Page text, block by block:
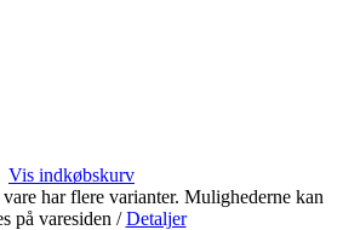
Vis indkøbskurv
har flere varianter. Mulighederne kan
på varesiden / Detaljer